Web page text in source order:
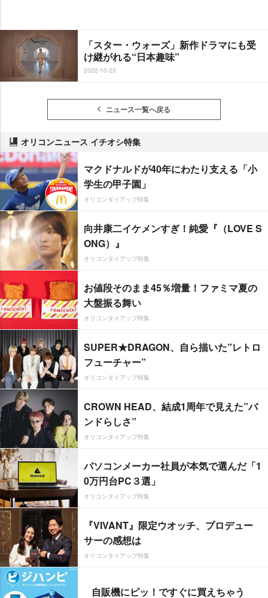
「スター・ウォーズ」新作ドラマにも受
け継がれる“日本趣味”
2022-10-23
ニュース一覧へ戻る
オリコンニュース イチオシ特集
マクドナルドが40年にわたり支える「小
学生の甲子園」
オリコンタイアップ特集
向井康二イケメンすぎ！純愛『（LOVE S
ONG）』
オリコンタイアップ特集
お値段そのまま45％増量！ファミマ夏の
大盤振る舞い
オリコンタイアップ特集
SUPER★DRAGON、自ら描いた”レトロ
フューチャー”
オリコンタイアップ特集
CROWN HEAD、結成1周年で見えた”バ
ンドらしさ”
オリコンタイアップ特集
パソコンメーカー社員が本気で選んだ「1
0万円台PC３選」
オリコンタイアップ特集
『VIVANT』限定ウオッチ、プロデュー
サーの感想は
オリコンタイアップ特集
自販機にピッ！ですぐに買えちゃう